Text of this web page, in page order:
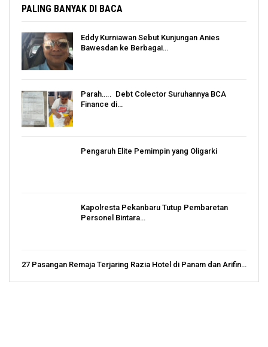
PALING BANYAK DI BACA
Eddy Kurniawan Sebut Kunjungan Anies
Bawesdan ke Berbagai…
Parah….. Debt Colector Suruhannya BCA
Finance di…
Pengaruh Elite Pemimpin yang Oligarki
Kapolresta Pekanbaru Tutup Pembaretan
Personel Bintara…
27 Pasangan Remaja Terjaring Razia Hotel di Panam dan Arifin…